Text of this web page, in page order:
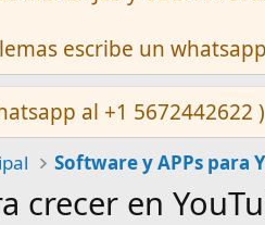
escribe un
al +1 5672442622 )
Software y APPs para
crecer en